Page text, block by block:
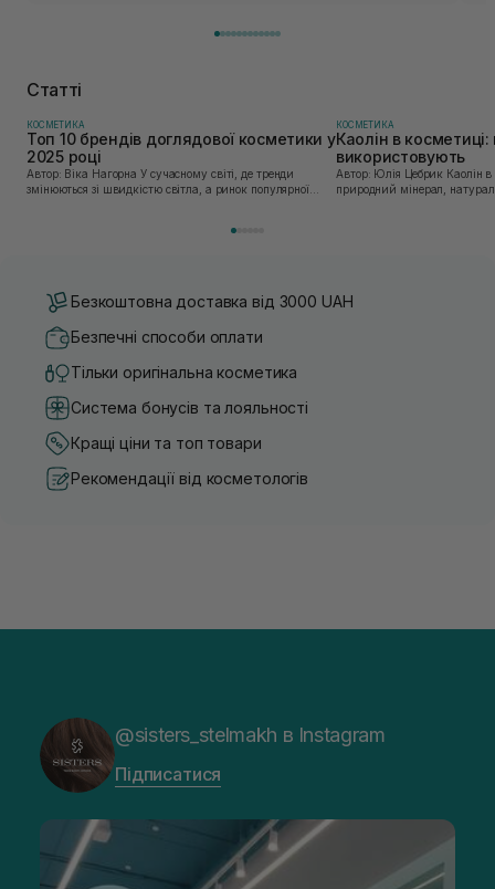
Статті
КОСМЕТИКА
Топ 10 брендів доглядової косметики у
2025 році
Автор: Віка Нагорна У сучасному світі, де тренди
змінюються зі швидкістю світла, а ринок популярної
КОСМЕТИКА
Каолін в
використовують
Автор: Юлія Цебрик Каолін в косметології – це
природний мінерал,
Безкоштовна доставка від 3000 UAH
Безпечні способи оплати
Тільки оригінальна косметика
Система бонусів та лояльності
Кращі ціни та топ товари
Рекомендації від косметологів
@sisters_stelmakh в Instagram
Підписатися